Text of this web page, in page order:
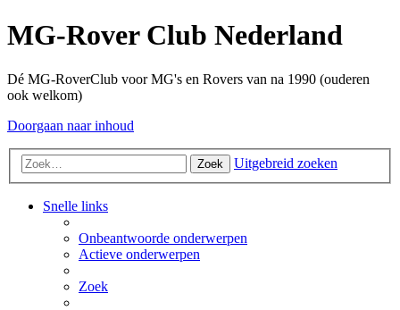
MG-Rover Club Nederland
Dé MG-RoverClub voor MG's en Rovers van na 1990 (ouderen
ook welkom)
Doorgaan naar inhoud
Zoek Uitgebreid zoeken
Snelle links
Onbeantwoorde onderwerpen
Actieve onderwerpen
Zoek